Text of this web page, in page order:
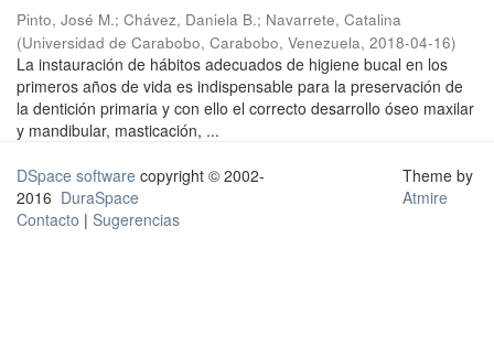
Pinto, José M.; Chávez, Daniela B.; Navarrete, Catalina
(Universidad de Carabobo, Carabobo, Venezuela, 2018-04-16)
La instauración de hábitos adecuados de higiene bucal en los
primeros años de vida es indispensable para la preservación de
la dentición primaria y con ello el correcto desarrollo óseo maxilar
y mandibular, masticación, ...
DSpace software copyright © 2002-
2016 DuraSpace
Contacto | Sugerencias
Theme by
Atmire